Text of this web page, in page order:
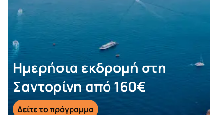
Ημερήσια εκδρομή στη
Σαντορίνη από 160€
Δείτε το πρόγραμμα